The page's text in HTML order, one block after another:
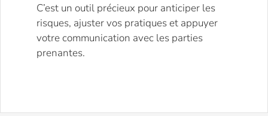
C’est un outil précieux pour anticiper les
risques, ajuster vos pratiques et appuyer
votre communication avec les parties
prenantes.